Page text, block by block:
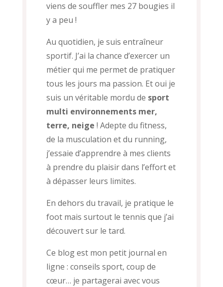
viens de souffler mes 27 bougies il
y a peu !
Au quotidien, je suis entraîneur
sportif. J’ai la chance d’exercer un
métier qui me permet de pratiquer
tous les jours ma passion. Et oui je
suis un véritable mordu de sport
multi environnements mer,
terre, neige ! Adepte du fitness,
de la musculation et du running,
j’essaie d’apprendre à mes clients
à prendre du plaisir dans l’effort et
à dépasser leurs limites.
En dehors du travail, je pratique le
foot mais surtout le tennis que j’ai
découvert sur le tard.
Ce blog est mon petit journal en
ligne : conseils sport, coup de
cœur… je partagerai avec vous